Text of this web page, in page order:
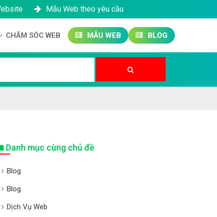
Mẫu Web theo yêu cầu
CHĂM SÓC WEB MẪU WEB BLOG
Danh mục cùng chủ đề
Blog
Blog
Dịch Vụ Web